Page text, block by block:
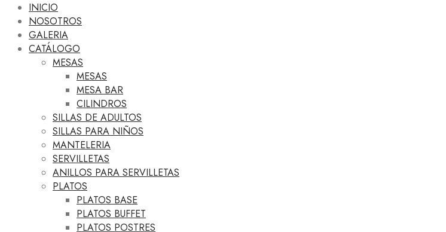
INICIO
NOSOTROS
GALERIA
CATÁLOGO
MESAS
MESAS
MESA BAR
CILINDROS
SILLAS DE ADULTOS
SILLAS PARA NIÑOS
MANTELERIA
SERVILLETAS
ANILLOS PARA SERVILLETAS
PLATOS
PLATOS BASE
PLATOS BUFFET
PLATOS POSTRES